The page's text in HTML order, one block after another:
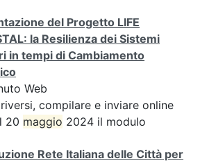
del Progetto LIFE
la Resilienza dei Sistemi
in tempi di Cambiamento
Web
compilare e inviare online
20 maggio 2024 il modulo
Rete Italiana delle Città per